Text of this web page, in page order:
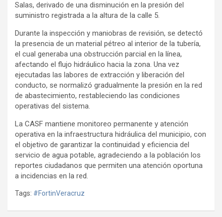
Salas, derivado de una disminución en la presión del
suministro registrada a la altura de la calle 5.
Durante la inspección y maniobras de revisión, se detectó
la presencia de un material pétreo al interior de la tubería,
el cual generaba una obstrucción parcial en la línea,
afectando el flujo hidráulico hacia la zona. Una vez
ejecutadas las labores de extracción y liberación del
conducto, se normalizó gradualmente la presión en la red
de abastecimiento, restableciendo las condiciones
operativas del sistema.
La CASF mantiene monitoreo permanente y atención
operativa en la infraestructura hidráulica del municipio, con
el objetivo de garantizar la continuidad y eficiencia del
servicio de agua potable, agradeciendo a la población los
reportes ciudadanos que permiten una atención oportuna
a incidencias en la red.
Tags: #FortinVeracruz